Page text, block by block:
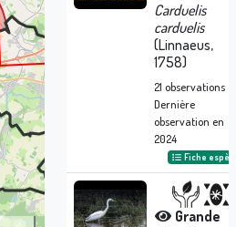
Carduelis
carduelis
(Linnaeus,
1758)
21 observations
Dernière
observation en
2024
Fiche
Grande